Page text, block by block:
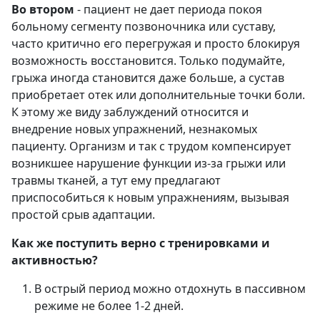
Во втором - пациент не дает периода покоя
больному сегменту позвоночника или суставу,
часто критично его перегружая и просто блокируя
возможность восстановится. Только подумайте,
грыжа иногда становится даже больше, а сустав
приобретает отек или дополнительные точки боли.
К этому же виду заблуждений относится и
внедрение новых упражнений, незнакомых
пациенту. Организм и так с трудом компенсирует
возникшее нарушение функции из-за грыжи или
травмы тканей, а тут ему предлагают
приспособиться к новым упражнениям, вызывая
простой срыв адаптации.
Как же поступить верно с тренировками и
активностью?
В острый период можно отдохнуть в пассивном
режиме не более 1-2 дней.